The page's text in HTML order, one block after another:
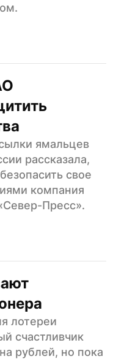
ямальцев
рассказала,
свое
компания
Пресс».
лотереи
счастливчик
рублей, но пока